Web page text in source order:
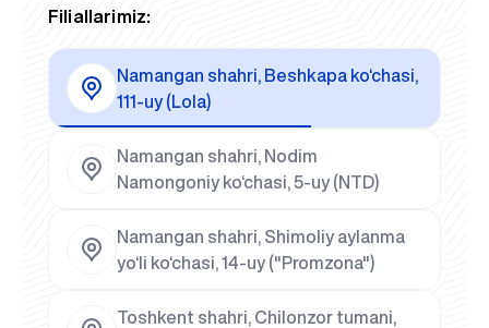
Filiallarimiz:
Namangan shahri, Beshkapa ko‘chasi,
111-uy (Lola)
Namangan shahri, Nodim
Namongoniy ko‘chasi, 5-uy (NTD)
Namangan shahri, Shimoliy aylanma
yo‘li ko‘chasi, 14-uy ("Promzona")
Toshkent shahri, Chilonzor tumani,